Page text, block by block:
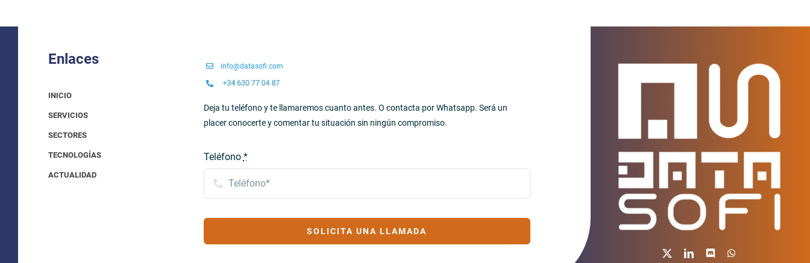
Enlaces
INICIO
SERVICIOS
SECTORES
TECNOLOGÍAS
ACTUALIDAD
info@datasofi.com
Deja tu teléfono y te llamaremos cuanto antes. O contacta por Whatsapp. Será un
placer conocerte y comentar tu situación sin ningún compromiso.
Teléfono *
SOLICITA UNA LLAMADA